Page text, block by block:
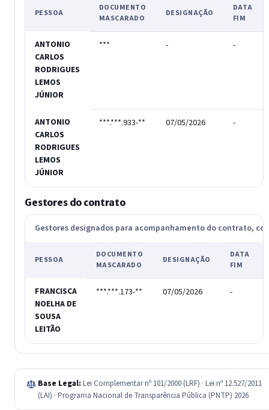
PESSOA
DOCUMENTO
MASCARADO
DESIGNAÇÃO
DATA
FIM
ANTONIO
CARLOS
RODRIGUES
LEMOS
JÚNIOR
*** - -
ANTONIO
CARLOS
RODRIGUES
LEMOS
JÚNIOR
***.***.933-** 07/05/2026 -
Gestores do contrato
Gestores designados para acompanhamento do contrato,
PESSOA
DOCUMENTO
MASCARADO
DESIGNAÇÃO
DATA
FIM
FRANCISCA
NOELHA DE
SOUSA
LEITÃO
***.***.173-** 07/05/2026 -
Base Legal: Lei Complementar nº 101/2000 (LRF) · Lei nº 12.527/2011
(LAI) · Programa Nacional de Transparência Pública (PNTP) 2026